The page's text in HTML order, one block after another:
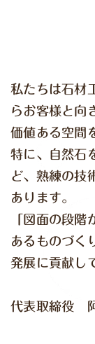
私たちは石材
らお客様と向
価値ある空間
特に、自然石
ど、熟練の技
あります。
「図面の段
あるものづく
発展に貢献し
代表取締役